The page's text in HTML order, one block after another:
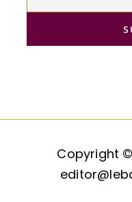
Copyright